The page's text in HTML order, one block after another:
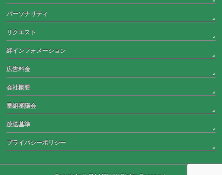
パーソナリティ
リクエスト
絆インフォメーション
広告料金
会社概要
番組審議会
放送基準
プライバシーポリシー